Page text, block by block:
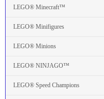
LEGO® Minecraft™
LEGO® Minifigures
LEGO® Minions
LEGO® NINJAGO™
LEGO® Speed Champions